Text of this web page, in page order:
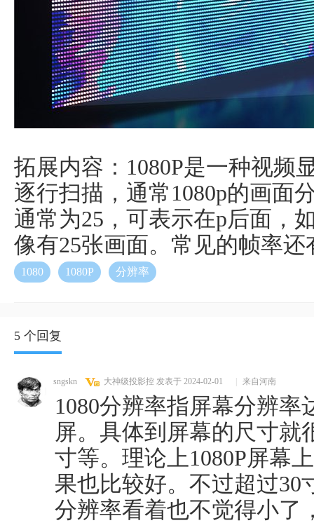
拓展内容：1080P是一种视频
逐行扫描，通常1080p的画面
通常为25，可表示在p后面，
像有25张画面。常见的帧率还
1080 1080P 分辨率
5 个回复
sngskn 大神级投影控 发表于 2024-02-01 来自河南
1080分辨率指屏幕分辨率
屏。具体到屏幕的尺寸就
寸等。理论上1080P屏幕
果也比较好。不过超过30
分辨率看着也不觉得小了